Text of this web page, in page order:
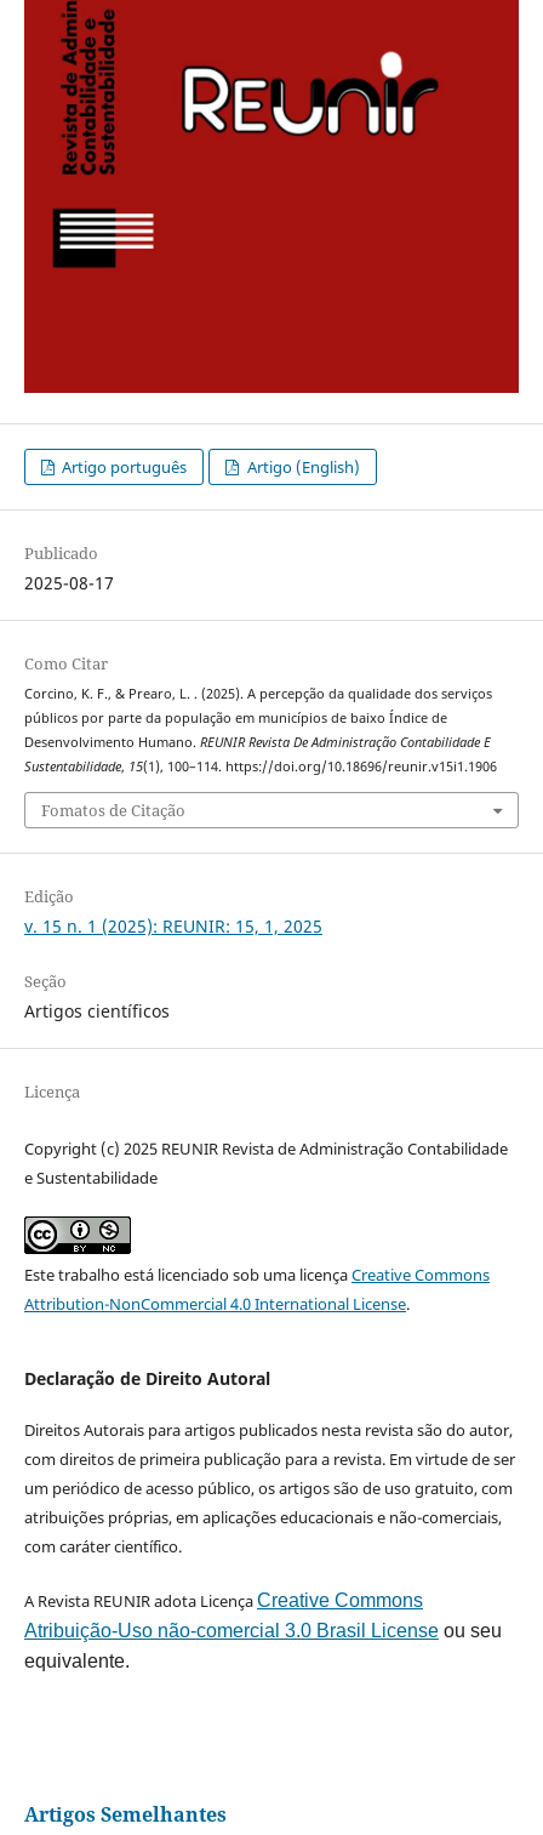
Artigo português Artigo (English)
Publicado
2025-08-17
Como Citar
Corcino, K. F., & Prearo, L. . (2025). A percepção da qualidade dos serviços
públicos por parte da população em municípios de baixo Índice de
Desenvolvimento Humano. REUNIR Revista De Administração Contabilidade E
Sustentabilidade, 15(1), 100–114. https://doi.org/10.18696/reunir.v15i1.1906
Fomatos de Citação
Edição
v. 15 n. 1 (2025): REUNIR: 15, 1, 2025
Seção
Artigos científicos
Licença
Copyright (c) 2025 REUNIR Revista de Administração Contabilidade
e Sustentabilidade
Este trabalho está licenciado sob uma licençaCreative Commons
Attribution-NonCommercial 4.0 International License.
Declaração de Direito Autoral
Direitos Autorais para artigos publicados nesta revista são do autor,
com direitos de primeira publicação para a revista. Em virtude de ser
um periódico de acesso público, os artigos são de uso gratuito, com
atribuições próprias, em aplicações educacionais e não-comerciais,
com caráter científico.
A Revista REUNIR adota LicençaCreative Commons
Atribuição-Uso não-comercial 3.0 Brasil Licenseou seu
equivalente.
Artigos Semelhantes